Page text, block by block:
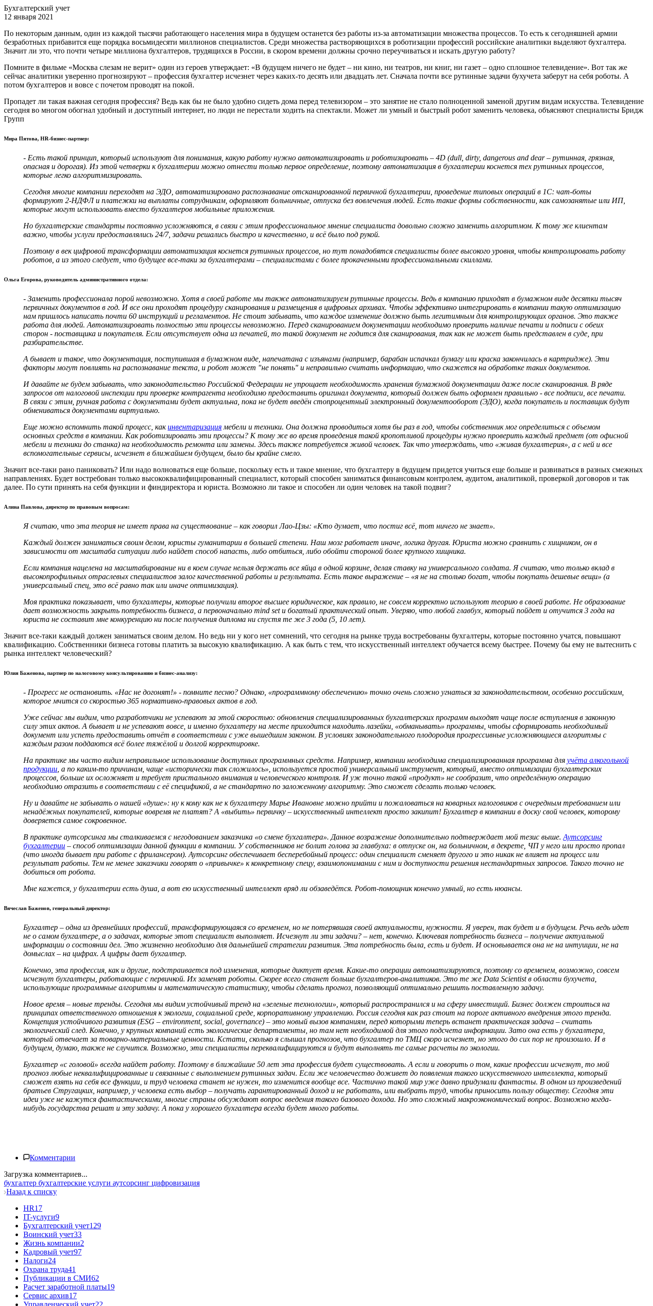
Бухгалтерский учет
12 января 2021
По некоторым данным, один из каждой тысячи работающего населения мира в будущем останется без работы из-за автоматизации множества процессов. То есть к сегодняшней армии
безработных прибавится еще порядка восьмидесяти миллионов специалистов. Среди множества растворяющихся в роботизации профессий российские аналитики выделяют бухгалтера.
Значит ли это, что почти четыре миллиона бухгалтеров, трудящихся в России, в скором времени должны срочно переучиваться и искать другую работу?
Помните в фильме «Москва слезам не верит» один из героев утверждает: «В будущем ничего не будет – ни кино, ни театров, ни книг, ни газет – одно сплошное телевидение». Вот так же
сейчас аналитики уверенно прогнозируют – профессия бухгалтер исчезнет через каких-то десять или двадцать лет. Сначала почти все рутинные задачи бухучета заберут на себя роботы. А
потом бухгалтеров и вовсе с почетом проводят на покой.
Пропадет ли такая важная сегодня профессия? Ведь как бы не было удобно сидеть дома перед телевизором – это занятие не стало полноценной заменой другим видам искусства. Телевидение
сегодня во многом обогнал удобный и доступный интернет, но люди не перестали ходить на спектакли. Может ли умный и быстрый робот заменить человека, объясняют специалисты Бридж
Групп
Мира Пятова, HR-бизнес-партнер:
- Есть такой принцип, который используют для понимания, какую работу нужно автоматизировать и роботизировать – 4D (dull, dirty, dangerous and dear – рутинная, грязная,
опасная и дорогая). Из этой четверки к бухгалтерии можно отнести только первое определение, поэтому автоматизация в бухгалтерии коснется тех рутинных процессов,
которые легко алгоритмизировать.
Сегодня многие компании переходят на ЭДО, автоматизировано распознавание отсканированной первичной бухгалтерии, проведение типовых операций в 1С: чат-боты
формируют 2-НДФЛ и платежки на выплаты сотрудникам, оформляют больничные, отпуска без вовлечения людей. Есть такие формы собственности, как самозанятые или ИП,
которые могут использовать вместо бухгалтеров мобильные приложения.
Но бухгалтерские стандарты постоянно усложняются, в связи с этим профессиональное мнение специалиста довольно сложно заменить алгоритмом. К тому же клиентам
важно, чтобы услуги предоставлялись 24/7, задачи решались быстро и качественно, и всё было под рукой.
Поэтому в век цифровой трансформации автоматизация коснется рутинных процессов, но тут понадобятся специалисты более высокого уровня, чтобы контролировать работу
роботов, а из этого следует, что будущее все-таки за бухгалтерами – специалистами с более прокаченными профессиональными скиллами.
Ольга Егорова, руководитель административного отдела:
- Заменить профессионала порой невозможно. Хотя в своей работе мы также автоматизируем рутинные процессы. Ведь в компанию приходят в бумажном виде десятки тысяч
первичных документов в год. И все они проходят процедуру сканирования и размещения в цифровых архивах. Чтобы эффективно интегрировать в компании такую оптимизацию
нам пришлось написать почти 60 инструкций и регламентов. Не стоит забывать, что каждое изменение должно быть легитимным для контролирующих органов. Это также
работа для людей. Автоматизировать полностью эти процессы невозможно. Перед сканированием документации необходимо проверить наличие печати и подписи с обеих
сторон - поставщика и покупателя. Если отсутствует одна из печатей, то такой документ не годится для сканирования, так как не может быть представлен в суде, при
разбирательстве.
А бывает и такое, что документация, поступившая в бумажном виде, напечатана с изъянами (например, барабан испачкал бумагу или краска закончилась в картридже). Эти
факторы могут повлиять на распознавание текста, и робот может "не понять" и неправильно считать информацию, что скажется на обработке таких документов.
И давайте не будем забывать, что законодательство Российской Федерации не упрощает необходимость хранения бумажной документации даже после сканирования. В ряде
запросов от налоговой инспекции при проверке контрагента необходимо предоставить оригинал документа, который должен быть оформлен правильно - все подписи, все печати.
В связи с этим, ручная работа с документами будет актуальна, пока не будет введён стопроцентный электронный документооборот (ЭДО), когда покупатель и поставщик будут
обмениваться документами виртуально.
Еще можно вспомнить такой процесс, какинвентаризация мебели и техники. Она должна проводиться хотя бы раз в год, чтобы собственник мог определиться с объемом
основных средств в компании. Как роботизировать эти процессы? К тому же во время проведения такой кропотливой процедуры нужно проверить каждый предмет (от офисной
мебели и техники до станка) на необходимость ремонта или замены. Здесь также потребуется живой человек. Так что утверждать, что «живая бухгалтерия», а с ней и все
вспомогательные сервисы, исчезнет в ближайшем будущем, было бы крайне смело.
Значит все-таки рано паниковать? Или надо волноваться еще больше, поскольку есть и такое мнение, что бухгалтеру в будущем придется учиться еще больше и развиваться в разных смежных
направлениях. Будет востребован только высококвалифицированный специалист, который способен заниматься финансовым контролем, аудитом, аналитикой, проверкой договоров и так
далее. По сути принять на себя функции и финдиректора и юриста. Возможно ли такое и способен ли один человек на такой подвиг?
Алина Павлова, директор по правовым вопросам:
Я считаю, что эта теория не имеет права на существование – как говорил Лао-Цзы: «Кто думает, что постиг всё, тот ничего не знает».
Каждый должен заниматься своим делом, юристы гуманитарии в большей степени. Наш мозг работает иначе, логика другая. Юриста можно сравнить с хищником, он в
зависимости от масштаба ситуации либо найдет способ напасть, либо отбиться, либо обойти стороной более крупного хищника.
Если компания нацелена на масштабирование ни в коем случае нельзя держать все яйца в одной корзине, делая ставку на универсального солдата. Я считаю, что только вклад в
высокопрофильных отраслевых специалистов залог качественной работы и результата. Есть такое выражение – «я не на столько богат, чтобы покупать дешевые вещи» (а
универсальный спец, это всё равно так или иначе оптимизация).
Моя практика показывает, что бухгалтеры, которые получили второе высшее юридическое, как правило, не совсем корректно используют теорию в своей работе. Не образование
дает возможность закрыть потребность бизнеса, а первоначально mind set и богатый практический опыт. Уверяю, что любой главбух, который пойдет и отучится 3 года на
юриста не составит мне конкуренцию ни после получения диплома ни спустя те же 3 года (5, 10 лет).
Значит все-таки каждый должен заниматься своим делом. Но ведь ни у кого нет сомнений, что сегодня на рынке труда востребованы бухгалтеры, которые постоянно учатся, повышают
квалификацию. Собственники бизнеса готовы платить за высокую квалификацию. А как быть с тем, что искусственный интеллект обучается всему быстрее. Почему бы ему не вытеснить с
рынка интеллект человеческий?
Юлия Баженова, партнер по налоговому консультированию и бизнес-анализу:
- Прогресс не остановить. «Нас не догонят!» - помните песню? Однако, «программному обеспечению» точно очень сложно угнаться за законодательством, особенно российским,
которое мчится со скоростью 365 нормативно-правовых актов в год.
Уже сейчас мы видим, что разработчики не успевают за этой скоростью: обновления специализированных бухгалтерских программ выходят чаще после вступления в законную
силу этих актов. А бывает и не успевают вовсе, и именно бухгалтеру на месте приходится находить лазейки, «обманывать» программы, чтобы сформировать необходимый
документ или успеть предоставить отчёт в соответствии с уже вышедшим законом. В условиях законодательного плодородия прогрессивные усложняющиеся алгоритмы с
каждым разом поддаются всё более тяжёлой и долгой корректировке.
На практике мы часто видим неправильное использование доступных программных средств. Например, компании необходима специализированная программа для учёта алкогольной
продукции , а по каким-то причинам, чаще «исторически так сложилось», используется простой универсальный инструмент, который, вместо оптимизации бухгалтерских
процессов, больше их осложняет и требует пристального внимания и человеческого контроля. И уж точно такой «продукт» не сообразит, что определённую операцию
необходимо отразить в соответствии с её спецификой, а не стандартно по заложенному алгоритму. Это сможет сделать только человек.
Ну и давайте не забывать о нашей «душе»: ну к кому как не к бухгалтеру Марье Ивановне можно прийти и пожаловаться на коварных налоговиков с очередным требованием или
ненадёжных покупателей, которые вовремя не платят? А «выбить» первичку – искусственный интеллект просто закипит! Бухгалтер в компании в доску свой человек, которому
доверяется самое сокровенное.
В практике аутсорсинга мы сталкиваемся с негодованием заказчика «о смене бухгалтера». Данное возражение дополнительно подтверждает мой тезис выше. Аутсорсинг
бухгалтерии – способ оптимизации данной функции в компании. У собственников не болит голова за главбуха: в отпуске он, на больничном, в декрете, ЧП у него или просто пропал
(что иногда бывает при работе с фрилансером). Аутсорсинг обеспечивает бесперебойный процесс: один специалист сменяет другого и это никак не влияет на процесс или
результат работы. Тем не менее заказчики говорят о «привычке» к конкретному спецу, взаимопонимании с ним и доступности решения нестандартных запросов. Такого точно не
добиться от робота.
Мне кажется, у бухгалтерии есть душа, а вот ею искусственный интеллект вряд ли обзаведётся. Робот-помощник конечно умный, но есть нюансы.
Вячеслав Баженов, генеральный директор:
Бухгалтер – одна из древнейших профессий, трансформирующаяся со временем, но не потерявшая своей актуальности, нужности. Я уверен, так будет и в будущем. Речь ведь идет
не о самом бухгалтере, а о задачах, которые этот специалист выполняет. Исчезнут ли эти задачи? – нет, конечно. Ключевая потребность бизнеса – получение актуальной
информации о состоянии дел. Это жизненно необходимо для дальнейшей стратегии развития. Эта потребность была, есть и будет. И основывается она не на интуиции, не на
домыслах – на цифрах. А цифры дает бухгалтер.
Конечно, эта профессия, как и другие, подстраивается под изменения, которые диктует время. Какие-то операции автоматизируются, поэтому со временем, возможно, совсем
исчезнут бухгалтеры, работающие с первичкой. Их заменят роботы. Скорее всего станет больше бухгалтеров-аналитиков. Это те же Data Scientist в области бухучета,
использующие программные алгоритмы и математическую статистику, чтобы сделать прогноз, позволяющий оптимально решить поставленную задачу.
Новое время – новые тренды. Сегодня мы видим устойчивый тренд на «зеленые технологии», который распространился и на сферу инвестиций. Бизнес должен строиться на
принципах ответственного отношения к экологии, социальной среде, корпоративному управлению. Россия сегодня как раз стоит на пороге активного внедрения этого тренда.
Концепция устойчивого развития (ESG – environment, social, governance) – это новый вызов компаниям, перед которыми теперь встанет практическая задача – считать
экологический след. Конечно, у крупных компаний есть экологические департаменты, но там нет необходимой для этого подсчета информации. Зато она есть у бухгалтера,
который отвечает за товарно-материальные ценности. Кстати, сколько я слышал прогнозов, что бухгалтер по ТМЦ скоро исчезнет, но этого до сих пор не произошло. И в
будущем, думаю, также не случится. Возможно, эти специалисты переквалифицируются и будут выполнять те самые расчеты по экологии.
Бухгалтер «с головой» всегда найдет работу. Поэтому в ближайшие 50 лет эта профессия будет существовать. А если и говорить о том, какие профессии исчезнут, то мой
прогноз любые неквалифицированные и связанные с выполнением рутинных задач. Если же человечество доживет до появления такого искусственного интеллекта, который
сможет взять на себя все функции, и труд человека станет не нужен, то изменится вообще все. Частично такой мир уже давно придумали фантасты. В одном из произведений
братьев Стругацких, например, у человека есть выбор – получать гарантированный доход и не работать, или выбрать труд, чтобы приносить пользу обществу. Сегодня эти
идеи уже не кажутся фантастическими, многие страны обсуждают вопрос введения такого базового дохода. Но это сложный макроэкономический вопрос. Возможно когда-
нибудь государства решат и эту задачу. А пока у хорошего бухгалтера всегда будет много работы.
Комментарии
Загрузка комментариев...
бухгалтер бухгалтерские услуги аутсорсинг цифровизация
Назад к списку
HR17
IT-услуги9
Бухгалтерский учет129
Воинский учет33
Жизнь компании2
Кадровый учет97
Налоги24
Охрана труда41
Публикации в СМИ62
Расчет заработной платы19
Сервис архив17
Управленческий учет22